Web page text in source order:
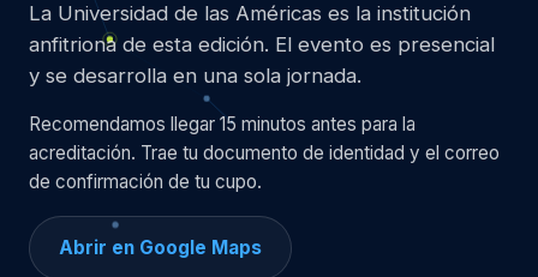
La Universidad de las Américas es la institución
anfitriona de esta edición. El evento es presencial
y se desarrolla en una sola jornada.
Recomendamos llegar 15 minutos antes para la
acreditación. Trae tu documento de identidad y el correo
de confirmación de tu cupo.
Abrir en Google Maps